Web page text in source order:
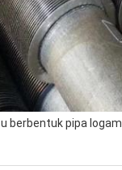
u berbentuk pipa logam